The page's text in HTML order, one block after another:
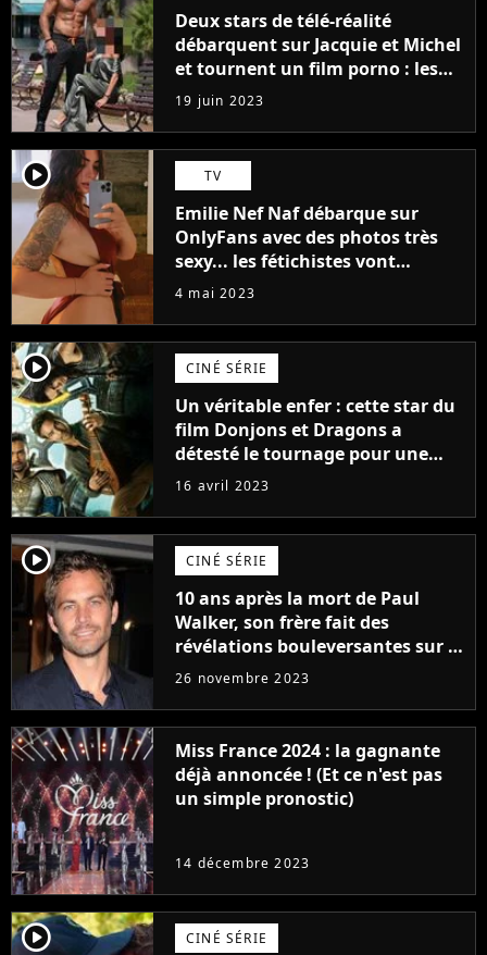
Deux stars de télé-réalité
débarquent sur Jacquie et Michel
et tournent un film porno : les
premières images du tournage
(exclu)
19 juin 2023
player2 TV
Emilie Nef Naf débarque sur
OnlyFans avec des photos très
sexy... les fétichistes vont
prendre leur pied !
4 mai 2023
player2 CINÉ SÉRIE
Un véritable enfer : cette star du
film Donjons et Dragons a
détesté le tournage pour une
raison très spéciale
16 avril 2023
player2 CINÉ SÉRIE
10 ans après la mort de Paul
Walker, son frère fait des
révélations bouleversantes sur la
réaction des acteurs de Fast and
26 novembre 2023
Miss France 2024 : la gagnante
déjà annoncée ! (Et ce n'est pas
un simple pronostic)
14 décembre 2023
player2 CINÉ SÉRIE